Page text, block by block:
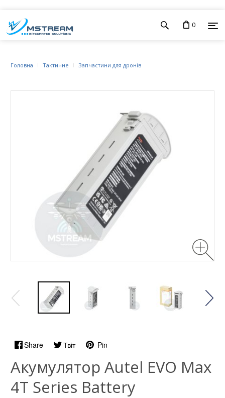
0
Головна Тактичне Запчастини для дронів
Share Твіт Pin
Акумулятор Autel EVO Max
4T Series Battery